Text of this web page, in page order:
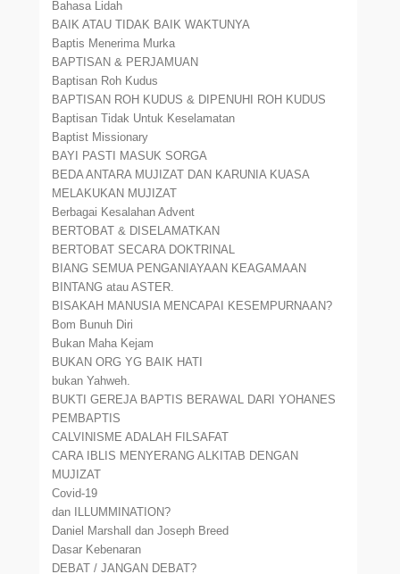
Bahasa Lidah
BAIK ATAU TIDAK BAIK WAKTUNYA
Baptis Menerima Murka
BAPTISAN & PERJAMUAN
Baptisan Roh Kudus
BAPTISAN ROH KUDUS & DIPENUHI ROH KUDUS
Baptisan Tidak Untuk Keselamatan
Baptist Missionary
BAYI PASTI MASUK SORGA
BEDA ANTARA MUJIZAT DAN KARUNIA KUASA
MELAKUKAN MUJIZAT
Berbagai Kesalahan Advent
BERTOBAT & DISELAMATKAN
BERTOBAT SECARA DOKTRINAL
BIANG SEMUA PENGANIAYAAN KEAGAMAAN
BINTANG atau ASTER.
BISAKAH MANUSIA MENCAPAI KESEMPURNAAN?
Bom Bunuh Diri
Bukan Maha Kejam
BUKAN ORG YG BAIK HATI
bukan Yahweh.
BUKTI GEREJA BAPTIS BERAWAL DARI YOHANES
PEMBAPTIS
CALVINISME ADALAH FILSAFAT
CARA IBLIS MENYERANG ALKITAB DENGAN
MUJIZAT
Covid-19
dan ILLUMMINATION?
Daniel Marshall dan Joseph Breed
Dasar Kebenaran
DEBAT / JANGAN DEBAT?